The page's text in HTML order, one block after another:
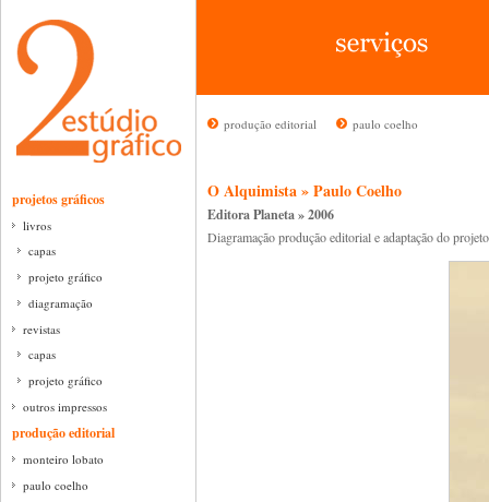
projetos gráficos
livros
capas
projeto gráfico
diagramação
revistas
capas
projeto gráfico
outros impressos
produção editorial
monteiro lobato
paulo coelho
produção editorial paulo coelho
O Alquimista » Paulo Coelho
Editora Planeta » 2006
Diagramação produção editorial e adaptação do projeto